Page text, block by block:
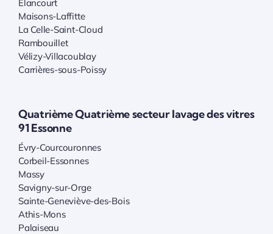
Élancourt
Maisons-Laffitte
La Celle-Saint-Cloud
Rambouillet
Vélizy-Villacoublay
Carrières-sous-Poissy
Quatrième Quatrième secteur lavage des vitres
91 Essonne
Évry-Courcouronnes
Corbeil-Essonnes
Massy
Savigny-sur-Orge
Sainte-Geneviève-des-Bois
Athis-Mons
Palaiseau